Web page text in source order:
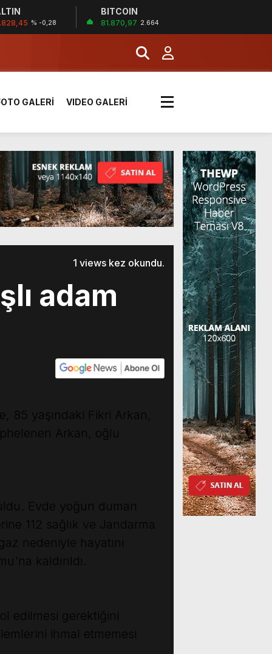
% -0,28
BITCOIN
81.870,97 2.664
kararı verildi
etkili olacak
SGK
GALERİ VIDEO GALERİ
1 views kez okundu.
adam
85 yaşındaki Fikri Arkan,
Arkan, oğlu
Evde yoğun duman
112 sağlık ve Jandarma
nedeniyle hayatını
kaldırıldı.
edilmesi gerektiğini
ihmal etmemesi